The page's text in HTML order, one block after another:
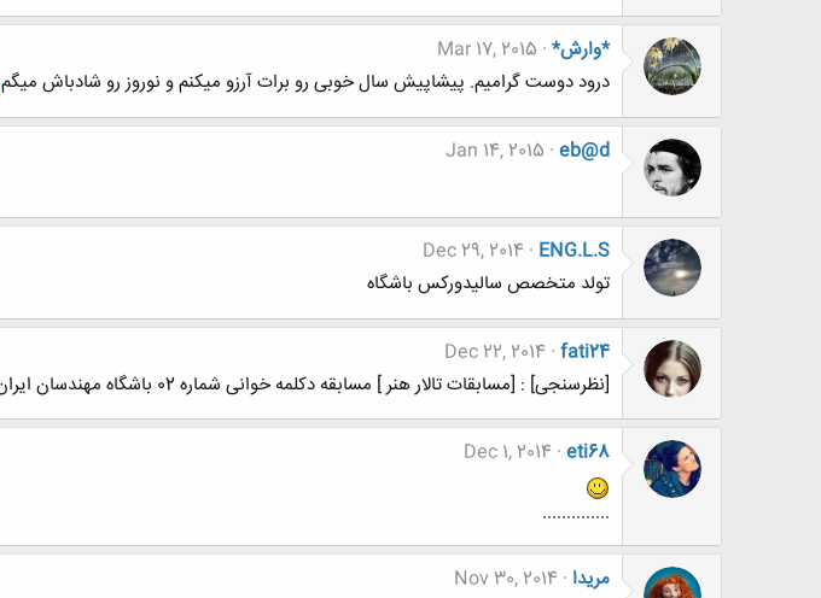
*وارش* Mar 17, 2015
درود دوست گرامیم. پیشاپیش سال خوبی رو برات آرزو میکنم و نوروز رو شادباش میگم
eb@d
Jan 14, 2015
ENG.L.S
Dec 29, 2014
تولد متخصص سالیدورکس باشگاه
fati24
Dec 22, 2014
[نظرسنجی] : [مسابقات تالار هنر ] مسابقه دکلمه خوانی شماره 02 باشگاه مهندسان ایران
eti68
Dec 1, 2014
..............
مریدا Nov 30, 2014